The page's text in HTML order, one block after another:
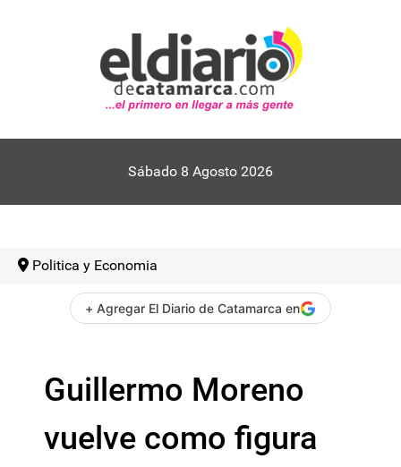
Sábado 8 Agosto 2026
Politica y Economia
+ Agregar El Diario de Catamarca en
Guillermo Moreno
vuelve como figura